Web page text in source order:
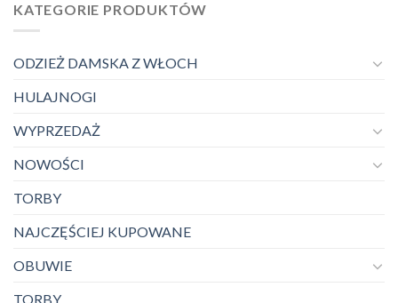
KATEGORIE PRODUKTÓW
ODZIEŻ DAMSKA Z WŁOCH
HULAJNOGI
WYPRZEDAŻ
NOWOŚCI
TORBY
NAJCZĘŚCIEJ KUPOWANE
OBUWIE
TORBY